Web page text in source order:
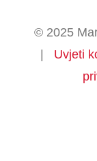
© 2025
| Uvjeti